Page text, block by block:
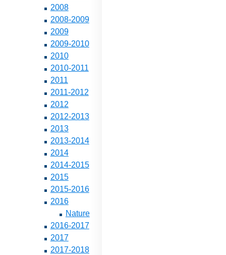
2008
2008-2009
2009
2009-2010
2010
2010-2011
2011
2011-2012
2012
2012-2013
2013
2013-2014
2014
2014-2015
2015
2015-2016
2016
Nature
2016-2017
2017
2017-2018